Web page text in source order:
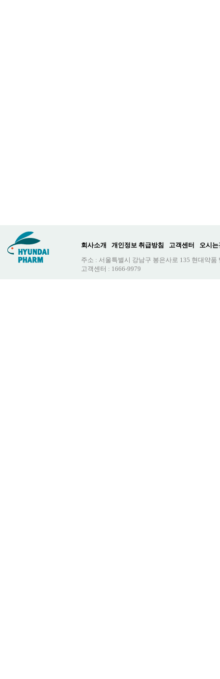
회사소개 개인정보 취급방침 고객센터
오시는
주소 : 서울특별시 강남구 봉은사로 135 현대약품
고객센터 : 1666-9979